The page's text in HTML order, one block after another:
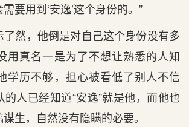
要用到‘安逸’这个身份的。”
然，他倒是对自己这个身份没有多
用真名一是为了不想让熟悉的人知
学历不够，担心被看低了别人不信
人已经知道“安逸”就是他，而他也
生，自然没有隐瞒的必要。